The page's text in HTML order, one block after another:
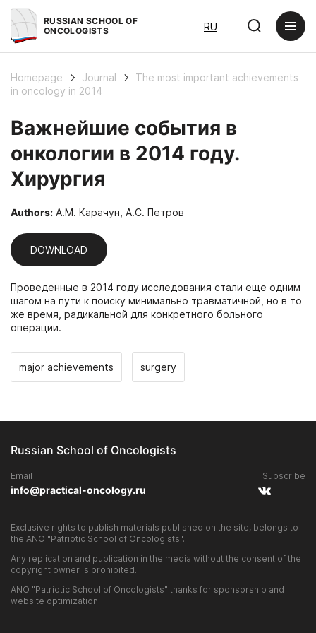
RUSSIAN SCHOOL OF
ONCOLOGISTS
RU
Homepage Journal
The most important achievements
in oncology in 2014
Важнейшие события в
онкологии в 2014 году.
Хирургия
Authors: А.М. Карачун, А.С. Петров
DOWNLOAD
Проведенные в 2014 году исследования стали еще одним
шагом на пути к поиску минимально травматичной, но в то
же время, радикальной для конкретного больного
операции.
major achievements surgery
Russian School of Oncologists
Email
info@practical-oncology.ru
Subscribe
Exclusive rights to publish materials published on the site, belongs to
the ANO "Patriotic School of Oncologists".
Any replication and publication in the media without the consent of the
copyright owner is prohibited.
ANO "Patriotic School of Oncologists" thanks for sponsorship and
website optimization: